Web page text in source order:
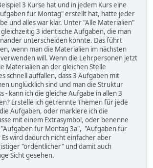
3 Kurse hat und in jedem Kurs eine
für Montag" erstellt hat, hatte jeder
und alles war klar. Unter "Alle Materialien"
3 identische Aufgaben, die man
unterscheiden konnte. Das führt
wenn man die Materialien im nächsten
will. Wenn die Lehrpersonen jetzt
Materialien an der gleichen Stelle
schnell auffallen, dass 3 Aufgaben mit
unglücklich sind und man die Struktur
- kann ich die gleiche Aufgabe in allen 3
Erstelle ich getrennte Themen für jede
Aufgaben, oder markiere ich die
mit einem Extrasymbol, oder benenne
"Aufgaben für Montag 3a", "Aufgaben für
Es wird dadurch nicht einfacher aber
"ordentlicher" und damit auch
Sicht gesehen.